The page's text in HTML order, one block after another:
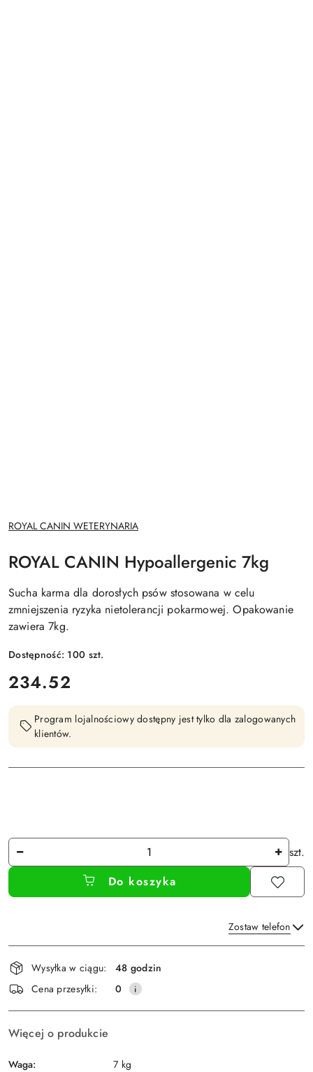
NAZWA
PRODUCENTA:
ROYAL CANIN WETERYNARIA
ROYAL CANIN Hypoallergenic 7kg
Sucha karma dla dorosłych psów stosowana w celu
zmniejszenia ryzyka nietolerancji pokarmowej. Opakowanie
zawiera 7kg.
Dostępność: 100 szt.
cena:
234.52
Program lojalnościowy dostępny jest tylko dla zalogowanych
klientów.
Ilość
szt.
Do koszyka
Zostaw telefon
Wyślij
Dostępność
i
dostawa
Wysyłka w ciągu:
48 godzin
Cena przesyłki:
0
Więcej o produkcie
Waga: 7 kg